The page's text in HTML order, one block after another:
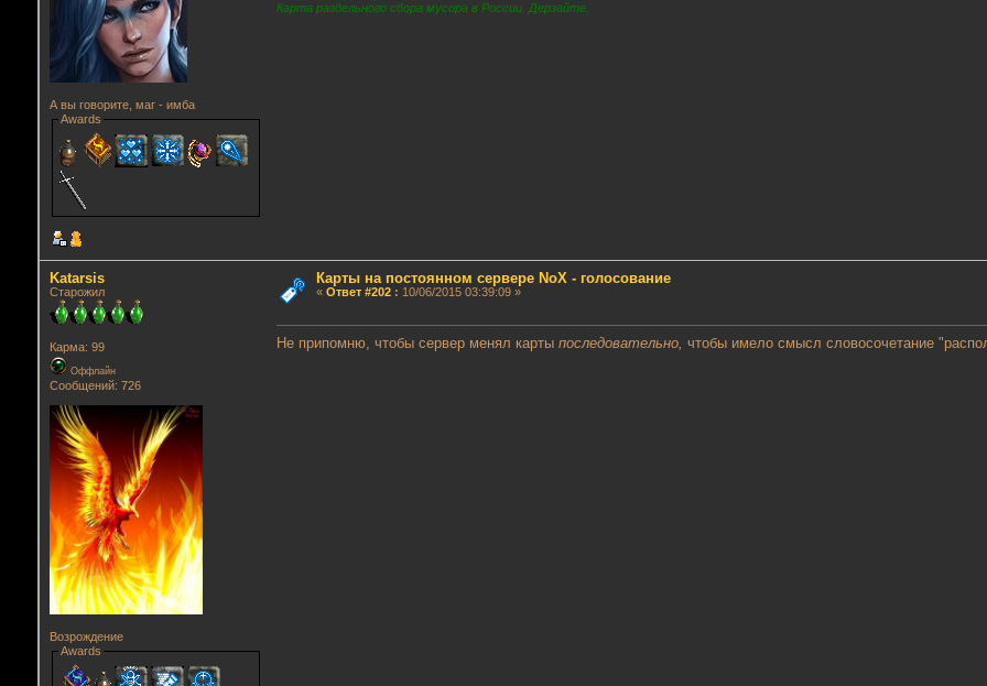
А вы говорите, маг - имба
Awards
Карта раздельного сбора мусора в России. Дерзайте.
Katarsis
Старожил
Карма: 99
Оффлайн
Сообщений: 726
Возрождение
Awards
Карты на постоянном сервере NoX - голосование
« Ответ #202: 10/06/2015 03:39:09 »
Не припомню, чтобы сервер менял картыпоследовательно,чтобы имело смысл словосочетание